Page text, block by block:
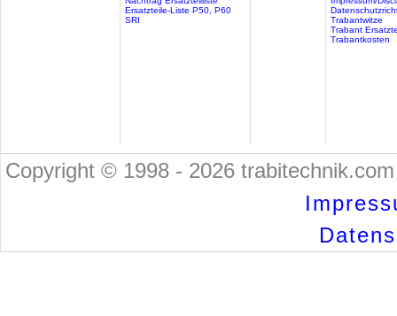
Ersatzteile-Liste P50, P60
SRI
Trabantwitze
Trabant
Trabantkosten
Copyright © 1998 - 2026